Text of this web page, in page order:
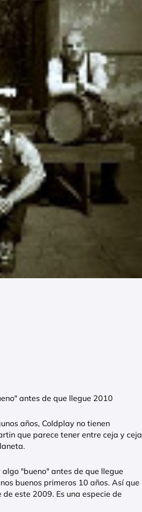
antes de que llegue 2010
años, Coldplay no tienen
que parece tener entre ceja y ceja
"bueno" antes de que llegue
buenos primeros 10 años. Así que
este 2009. Es una especie de